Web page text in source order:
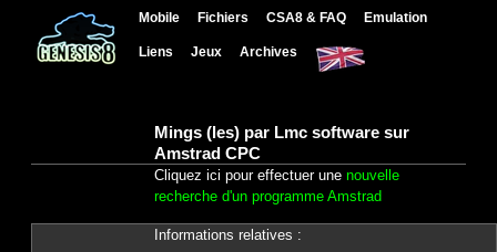
Mobile Fichiers CSA8 & FAQ Emulation
Liens Jeux Archives
Mings (les) par Lmc software sur
Amstrad CPC
Cliquez ici pour effectuer une nouvelle
recherche d'un programme Amstrad
Informations relatives :